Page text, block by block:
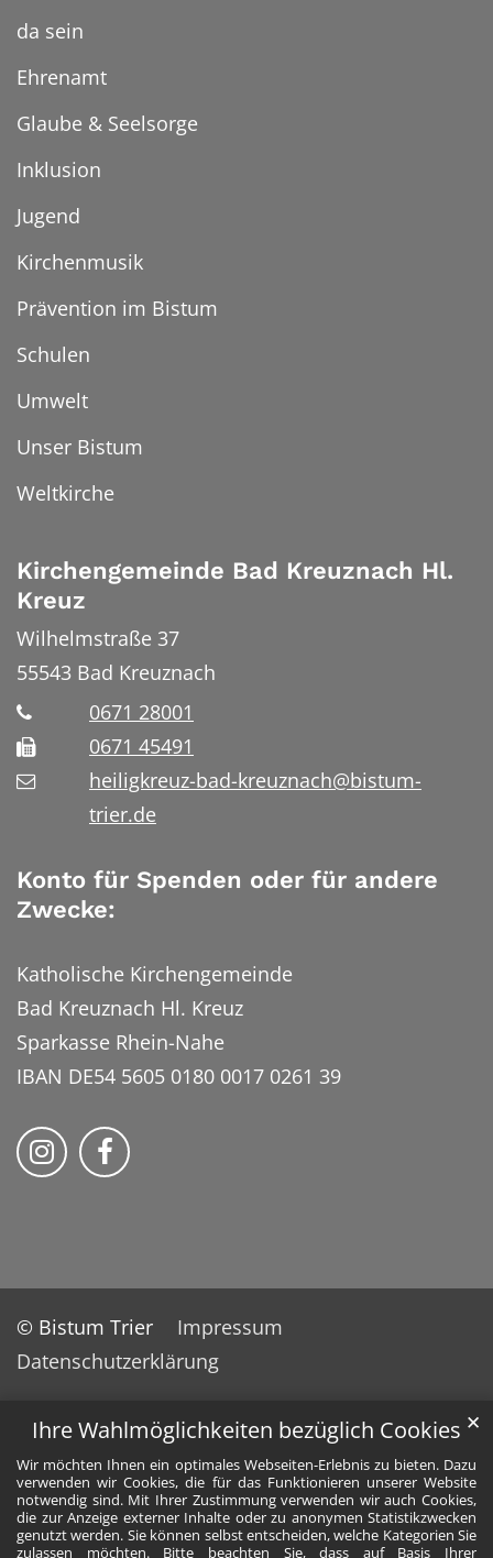
Ihre Wahlmöglichkeiten bezüglich Cookies
Wir möchten Ihnen ein optimales Webseiten-Erlebnis zu bieten. Dazu
verwenden wir Cookies, die für das Funktionieren unserer Website
notwendig sind. Mit Ihrer Zustimmung verwenden wir auch Cookies,
die zur Anzeige externer Inhalte oder zu anonymen Statistikzwecken
genutzt werden. Sie können selbst entscheiden, welche Kategorien Sie
zulassen möchten. Bitte beachten Sie, dass auf Basis Ihrer
✕
da sein
Ehrenamt
Glaube & Seelsorge
Inklusion
Jugend
Kirchenmusik
Prävention im Bistum
Schulen
Umwelt
Unser Bistum
Weltkirche
Kirchengemeinde Bad Kreuznach Hl.
Kreuz
Wilhelmstraße 37
55543 Bad Kreuznach
0671 28001
0671 45491
heiligkreuz-bad-kreuznach@bistum-
trier.de
Konto für Spenden oder für andere
Zwecke:
Katholische Kirchengemeinde
Bad Kreuznach Hl. Kreuz
Sparkasse Rhein-Nahe
IBAN DE54 5605 0180 0017 0261 39
Bistum Trier auf Instragram
Bistum Trier auf Facebook
© Bistum Trier
Impressum
Datenschutzerklärung